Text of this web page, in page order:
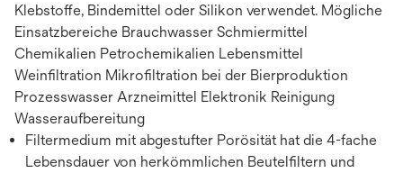
Klebstoffe, Bindemittel oder Silikon verwendet. Mögliche
Einsatzbereiche Brauchwasser Schmiermittel
Chemikalien Petrochemikalien Lebensmittel
Weinfiltration Mikrofiltration bei der Bierproduktion
Prozesswasser Arzneimittel Elektronik Reinigung
Wasseraufbereitung
Filtermedium mit abgestufter Porösität hat die 4-fache
Lebensdauer von herkömmlichen Beutelfiltern und